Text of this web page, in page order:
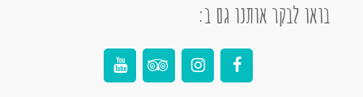
בואו לבקר אותנו גם ב: